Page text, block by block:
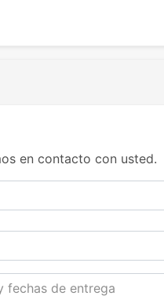
en contacto con usted.